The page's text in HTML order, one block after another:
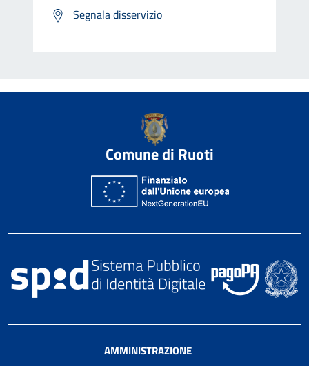
Segnala disservizio
Comune di Ruoti
AMMINISTRAZIONE